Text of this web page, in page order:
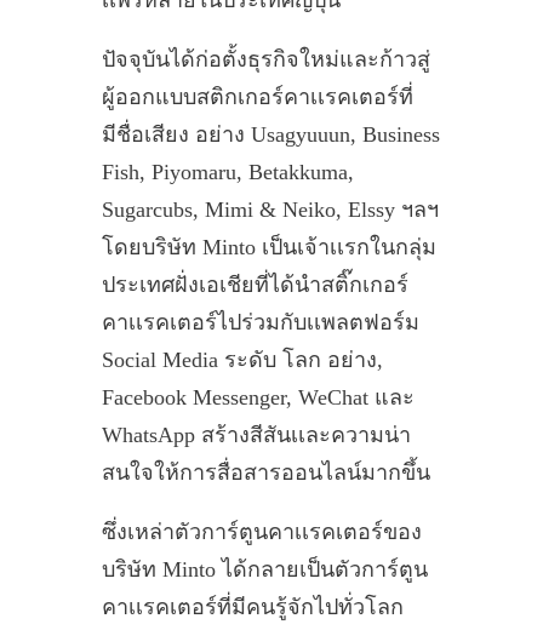
ปัจจุบันได้ก่อตั้งธุรกิจใหม่และก้าวสู่
ผู้ออกแบบสติกเกอร์คาเเรคเตอร์ที่
มีชื่อเสียง อย่าง Usagyuuun, Business
Fish, Piyomaru, Betakkuma,
Sugarcubs, Mimi & Neiko, Elssy ฯลฯ
โดยบริษัท Minto เป็นเจ้าเเรกในกลุ่ม
ประเทศฝั่งเอเชียที่ได้นำสติ๊กเกอร์
คาเเรคเตอร์ไปร่วมกับเเพลตฟอร์ม
Social Media ระดับ โลก อย่าง,
Facebook Messenger, WeChat และ
WhatsApp สร้างสีสันเเละความน่า
สนใจให้การสื่อสารออนไลน์มากขึ้น
ซึ่งเหล่าตัวการ์ตูนคาเเรคเตอร์ของ
บริษัท Minto ได้กลายเป็นตัวการ์ตูน
คาเเรคเตอร์ที่มีคนรู้จักไปทั่วโลก